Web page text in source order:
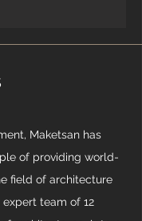
Maketsan has
of providing world-
field of architecture
expert team of 12